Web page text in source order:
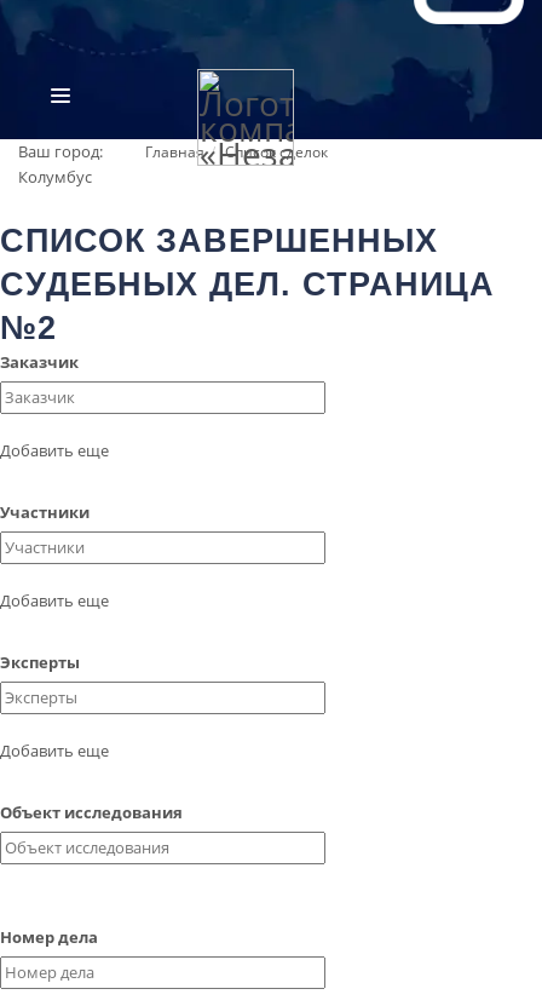
Ваш город:
Колумбус
ВИДЫ ЭКСПЕРТИЗ
ОБ ОРГАНИЗАЦИИ
ПРАЙС-ЛИСТ
КОНТАКТЫ
ВОПРОС-ОТВЕТ
Главная Список сделок
СПИСОК ЗАВЕРШЕННЫХ
СУДЕБНЫХ ДЕЛ. СТРАНИЦА
№2
Заказчик
Добавить еще
Участники
Добавить еще
Эксперты
Добавить еще
Объект исследования
Номер дела